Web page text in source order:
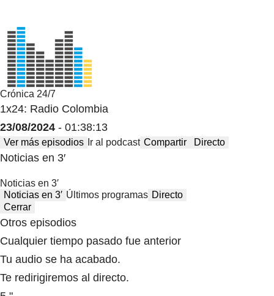
Crónica 24/7
1x24: Radio Colombia
23/08/2024 - 01:38:13
Ver más episodios Ir al podcast Compartir Directo
Noticias en 3′
Noticias en 3′
Noticias en 3′ Últimos programas Directo
Cerrar
Otros episodios
Cualquier tiempo pasado fue anterior
Tu audio se ha acabado.
Te redirigiremos al directo.